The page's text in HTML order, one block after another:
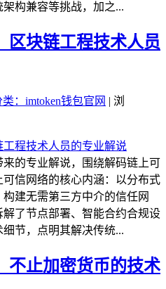
构兼容等挑战，加之...
区块链工程技术人员
类：imtoken钱包官网 | 浏
的专业解说，围绕解码链上可
信网络的核心内涵：以分布式
建无需第三方中介的信任网
了节点部署、智能合约合规设
节，点明其解决传统...
不止加密货币的技术